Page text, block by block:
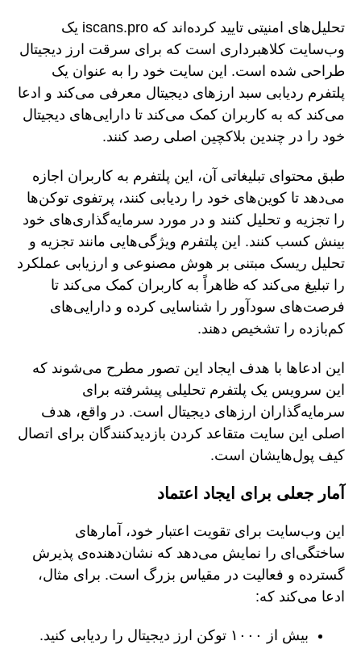
تحلیل‌های امنیتی تایید کرده‌اند که iscans.pro یک
وب‌سایت کلاهبرداری است که برای سرقت ارز دیجیتال
طراحی شده است. این سایت خود را به عنوان یک
پلتفرم ردیابی سبد ارزهای دیجیتال معرفی می‌کند و ادعا
می‌کند که به کاربران کمک می‌کند تا دارایی‌های دیجیتال
خود را در چندین بلاکچین اصلی رصد کنند.
طبق محتوای تبلیغاتی آن، این پلتفرم به کاربران اجازه
می‌دهد تا کوین‌های خود را ردیابی کنند، پرتفوی توکن‌ها
را تجزیه و تحلیل کنند و در مورد سرمایه‌گذاری‌های خود
بینش کسب کنند. این پلتفرم ویژگی‌هایی مانند تجزیه و
تحلیل ریسک مبتنی بر هوش مصنوعی و ارزیابی عملکرد
را تبلیغ می‌کند که ظاهراً به کاربران کمک می‌کند تا
فرصت‌های سودآور را شناسایی کرده و دارایی‌های
کم‌بازده را تشخیص دهند.
این ادعاها با هدف ایجاد این تصور مطرح می‌شوند که
این سرویس یک پلتفرم تحلیلی پیشرفته برای
سرمایه‌گذاران ارزهای دیجیتال است. در واقع، هدف
اصلی این سایت متقاعد کردن بازدیدکنندگان برای اتصال
کیف پول‌هایشان است.
آمار جعلی برای ایجاد اعتماد
این وب‌سایت برای تقویت اعتبار خود، آمارهای
ساختگی‌ای را نمایش می‌دهد که نشان‌دهنده‌ی پذیرش
گسترده و فعالیت در مقیاس بزرگ است. برای مثال،
ادعا می‌کند که:
بیش از ۱۰۰۰ توکن ارز دیجیتال را ردیابی کنید.